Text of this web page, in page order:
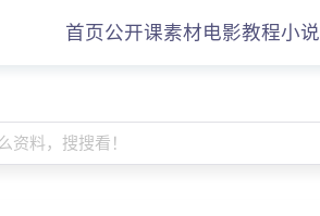
首页公开课素材电影教程小说
资料，搜搜看！